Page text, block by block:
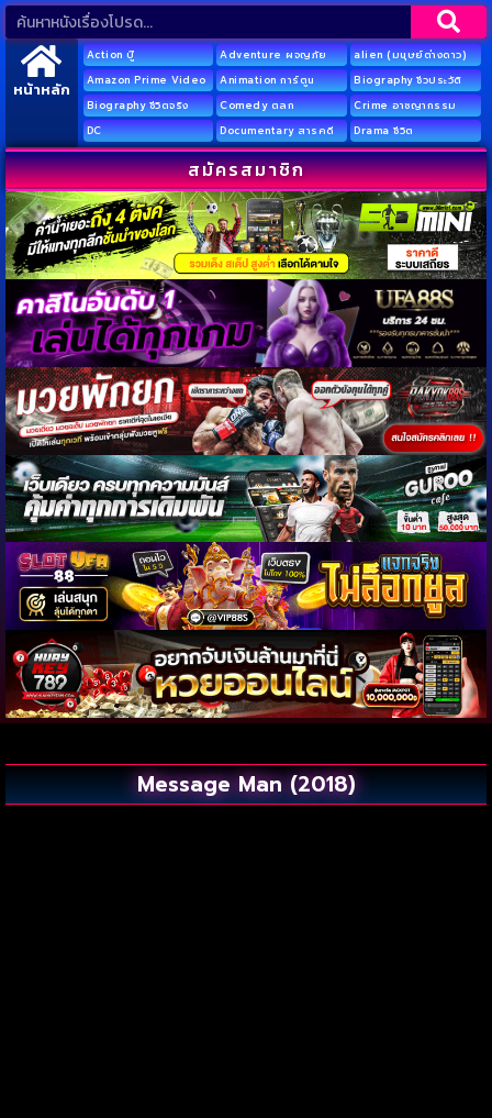
หน้าหลัก
Action บู๊ Adventure ผจญภัย
alien (มนุษย์ต่างดาว)
Amazon Prime Video
Animation การ์ตูน
Biography ชีวประวัติ
Biography ชีวิตจริง
Comedy ตลก
Crime อาชญากรรม
DC
Documentary สารคดี Drama ชีวิต
สมัครสมาชิก
Message Man (2018)